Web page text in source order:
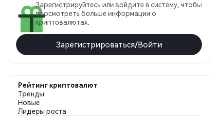
Зарегистрируйтесь или войдите в систему, чтобы
просмотреть больше информации о
криптовалютах.
Зарегистрироваться/Войти
Рейтинг криптовалют
Тренды
Новые
Лидеры роста